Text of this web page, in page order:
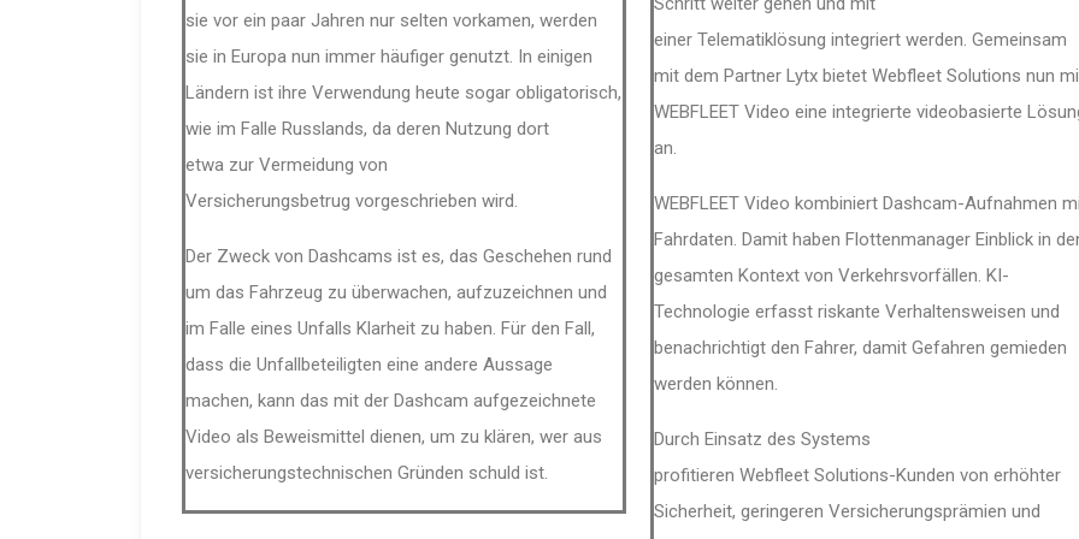
sie vor ein paar Jahren nur selten vorkamen, werden
sie in Europa nun immer häufiger genutzt. In einigen
Ländern ist ihre Verwendung heute sogar obligatorisch,
wie im Falle Russlands, da deren Nutzung dort
etwa zur Vermeidung von
Versicherungsbetrug vorgeschrieben wird.
Der Zweck von Dashcams ist es, das Geschehen rund
um das Fahrzeug zu überwachen, aufzuzeichnen und
im Falle eines Unfalls Klarheit zu haben. Für den Fall,
dass die Unfallbeteiligten eine andere Aussage
machen, kann das mit der Dashcam aufgezeichnete
Video als Beweismittel dienen, um zu klären, wer aus
versicherungstechnischen Gründen schuld ist.
einerTelematiklösung integriert werden. Gemeinsam
mit dem Partner Lytx bietetWebfleet Solutions nun
WEBFLEET Video eine integrierte videobasierte
an.
WEBFLEET Video kombiniert Dashcam-Aufnahmen
Fahrdaten. Damit haben Flottenmanager Einblick in
gesamten Kontext von Verkehrsvorfällen. KI-
Technologie erfasst riskante Verhaltensweisen und
benachrichtigt den Fahrer, damit Gefahren gemieden
werden können.
Durch Einsatz des Systems
profitieren Webfleet Solutions-Kunden von erhöhter
Sicherheit, geringeren Versicherungsprämien und